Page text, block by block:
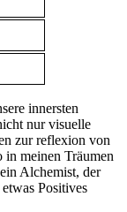
innersten
⁤nur visuelle
‌zur⁣ reflexion von
in ⁤meinen Träumen
Alchemist, der
Positives